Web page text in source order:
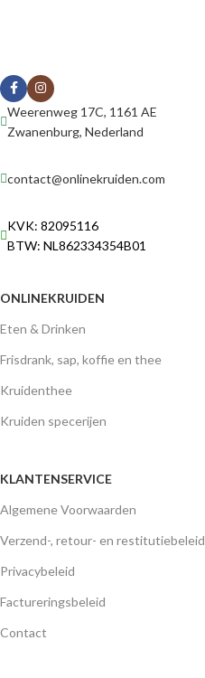
Weerenweg 17C, 1161 AE
Zwanenburg, Nederland
contact@onlinekruiden.com
KVK: 82095116
BTW: NL862334354B01
ONLINEKRUIDEN
Eten & Drinken
Frisdrank, sap, koffie en thee
Kruidenthee
Kruiden specerijen
KLANTENSERVICE
Algemene Voorwaarden
Verzend-, retour- en restitutiebeleid
Privacybeleid
Factureringsbeleid
Contact